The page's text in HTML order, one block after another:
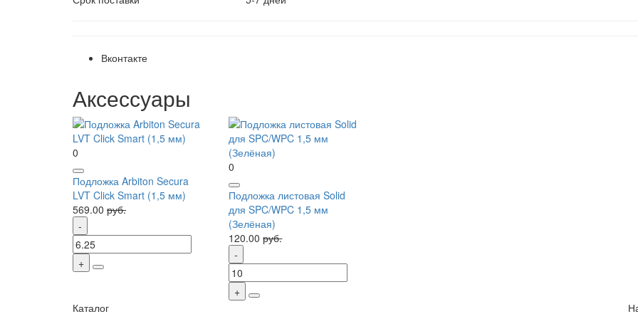
Вконтакте
Аксессуары
0
Подложка Arbiton Secura
LVT Click Smart (1,5 мм)
569.00 руб.
0
Подложка листовая Solid
для SPC/WPC 1,5 мм
(Зелёная)
120.00руб.
Каталог